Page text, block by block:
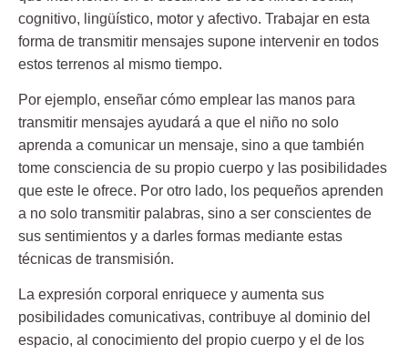
cognitivo, lingüístico, motor y afectivo. Trabajar en esta
forma de transmitir mensajes supone intervenir en todos
estos terrenos al mismo tiempo.
Por ejemplo, enseñar cómo emplear las manos para
transmitir mensajes ayudará a que el niño no solo
aprenda a comunicar un mensaje, sino a que también
tome consciencia de su propio cuerpo y las posibilidades
que este le ofrece. Por otro lado, los pequeños aprenden
a no solo transmitir palabras, sino a ser conscientes de
sus sentimientos y a darles formas mediante estas
técnicas de transmisión.
La expresión corporal enriquece y aumenta sus
posibilidades comunicativas, contribuye al dominio del
espacio, al conocimiento del propio cuerpo y el de los